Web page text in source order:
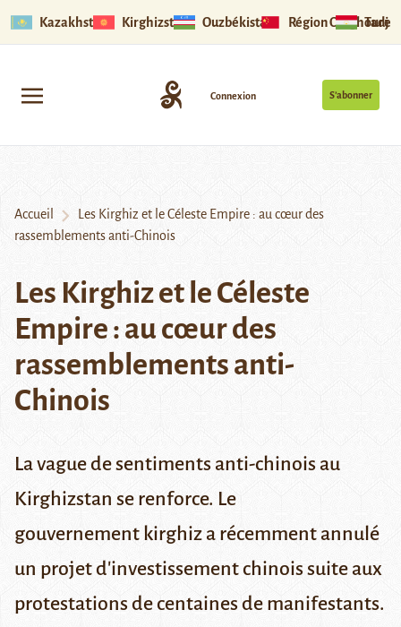
Kazakhstan Kirghizstan Ouzbékistan Région Ouïghoure
S’abonner
Connexion
Accueil
Les Kirghiz et le Céleste Empire : au cœur des
rassemblements anti-Chinois
Les Kirghiz et le Céleste
Empire : au cœur des
rassemblements anti-
Chinois
La vague de sentiments anti-chinois au
Kirghizstan se renforce. Le
gouvernement kirghiz a récemment annulé
un projet d'investissement chinois suite aux
protestations de centaines de manifestants.